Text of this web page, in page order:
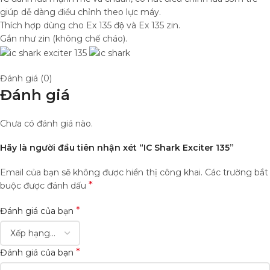
giúp dễ dàng điều chỉnh theo lực máy.
Thích hợp dùng cho Ex 135 độ và Ex 135 zin.
Gắn như zin (không chế cháo).
Đánh giá (0)
Đánh giá
Chưa có đánh giá nào.
Hãy là người đầu tiên nhận xét “IC Shark Exciter 135”
Email của bạn sẽ không được hiển thị công khai. Các trường bắt
buộc được đánh dấu *
Đánh giá của bạn *
Đánh giá của bạn *